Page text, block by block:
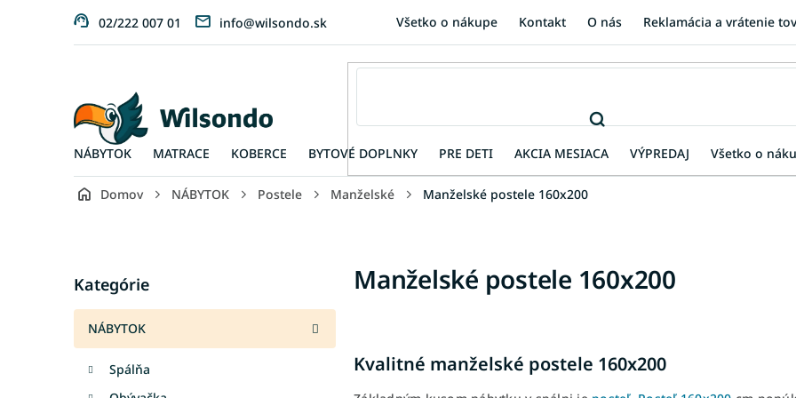
02/222 007 01 info@wilsondo.sk Všetko o nákupe Kontakt O nás Reklamácia a vrátenie
NÁBYTOK MATRACE KOBERCE BYTOVÉ DOPLNKY PRE DETI AKCIA MESIACA VÝPREDAJ Všetko o
Domov NÁBYTOK Postele Manželské Manželské postele 160x200
n
ý
p
kategórie
Kategórie
NÁBYTOK
Spálňa
Manželské postele 160x200
Kvalitné manželské postele 160x200